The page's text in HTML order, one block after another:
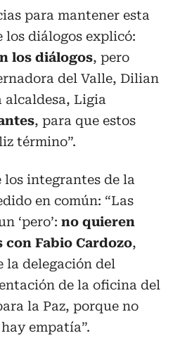
para mantener esta
los diálogos explicó:
los diálogos, pero
del Valle, Dilian
alcaldesa, Ligia
, para que estos
término”.
los integrantes de la
en común: “Las
‘pero’: no quieren
Fabio Cardozo,
la delegación del
de la oficina del
la Paz, porque no
empatía”.